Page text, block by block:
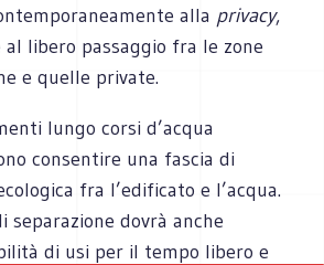
alla privacy,
al libero passaggio fra le zone
e quelle private.
lungo corsi d’acqua
consentire una fascia di
fra l’edificato e l’acqua.
separazione dovrà anche
di usi per il tempo libero e